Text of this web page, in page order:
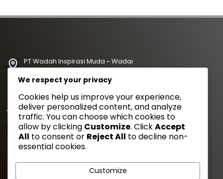
PT Wadah Inspirasi Muda ~ Wadai
redaksi@wadahkata.id
Yuk Follow Kami
Gaya Etam Bersuara
We respect your privacy
Cookies help us improve your experience,
deliver personalized content, and analyze
traffic. You can choose which cookies to
allow by clicking Customize. ClickAccept
All to consent or Reject All to decline non-
essential cookies.
Customize